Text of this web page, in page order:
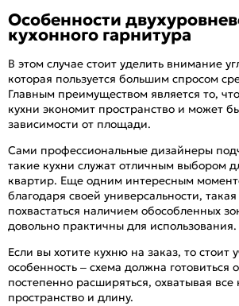
Особенности
кухонного гарнитура
В этом случае стоит уделить внимание
которая пользуется большим спросом
Главным преимуществом является то,
кухни экономит пространство и может
зависимости от площади.
Сами профессиональные дизайнеры
такие кухни служат отличным выбором
квартир. Еще одним интересным
благодаря своей универсальности,
похвастаться наличием обособленных
довольно практичны для использования.
Если вы хотите кухню на заказ, то стоит
особенность – схема должна готовиться
постепенно расширяться, охватывая
пространство и длину.